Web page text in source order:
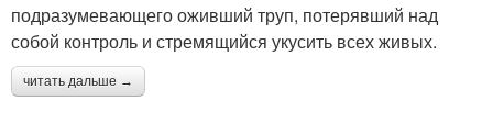
подразумевающего оживший труп, потерявший над
собой контроль и стремящийся укусить всех живых.
читать дальше →